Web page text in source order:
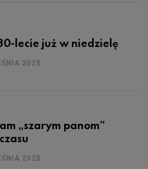
lecie już w niedzielę
2025
„szarym panom”
2025